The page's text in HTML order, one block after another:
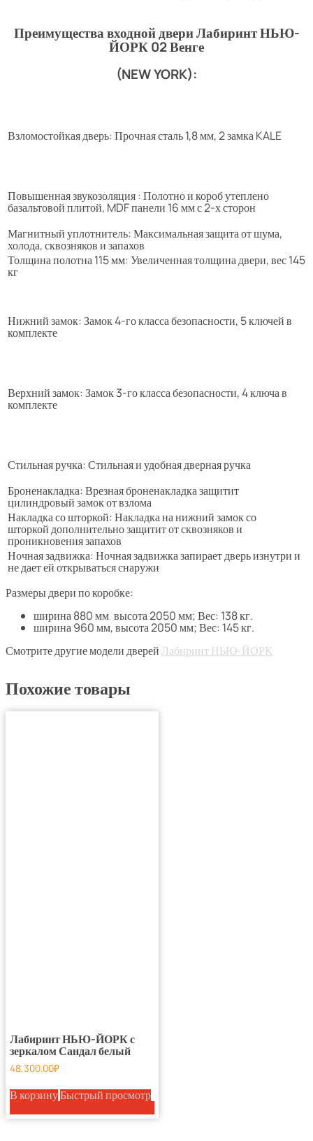
Преимущества входной двери Лабиринт НЬЮ-
ЙОРК 02 Венге
(NEW YORK):
Взломостойкая дверь: Прочная сталь 1,8 мм, 2 замка KALE
Повышенная звукозоляция : Полотно и короб утеплено
базальтовой плитой, MDF панели 16 мм с 2-х сторон
Магнитный уплотнитель: Максимальная защита от шума,
холода, сквозняков и запахов
Толщина полотна 115 мм: Увеличенная толщина двери, вес 145
кг
Нижний замок: Замок 4-го класса безопасности, 5 ключей в
комплекте
Верхний замок: Замок 3-го класса безопасности, 4 ключа в
комплекте
Стильная ручка: Стильная и удобная дверная ручка
Броненакладка: Врезная броненакладка защитит
цилиндровый замок от взлома
Накладка со шторкой: Накладка на нижний замок со
шторкой дополнительно защитит от сквозняков и
проникновения запахов
Ночная задвижка: Ночная задвижка запирает дверь изнутри и
не дает ей открываться снаружи
Размеры двери по коробке:
ширина 880 мм, высота 2050 мм; Вес: 138 кг.
ширина 960 мм, высота 2050 мм; Вес: 145 кг.
Смотрите другие модели дверейЛабиринт НЬЮ-ЙОРК
Похожие товары
Лабиринт НЬЮ-ЙОРК с
зеркалом Сандал белый
48,300.00₽
В корзинуБыстрый просмотр